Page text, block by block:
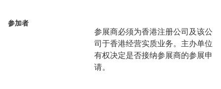
参加者
参展商必须为香港注册公司及该公
司于香港经营实质业务。主办单位
有权决定是否接纳参展商的参展申
请。